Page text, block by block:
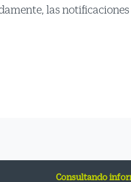
las notificaciones
Consultando